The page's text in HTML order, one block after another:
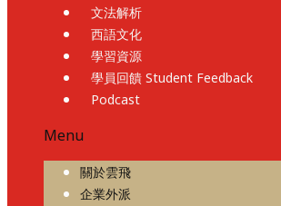
文法解析
西語文化
學習資源
學員回饋 Student Feedback
Podcast
Menu
關於雲飛
企業外派